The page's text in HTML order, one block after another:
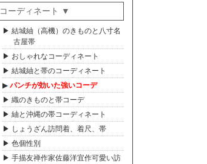
コーディネート
結城紬（高機）のきものと八寸名
古屋帯
おしゃれなコーディネート
結城紬と帯のコーディネート
パンチが効いた強いコーデ
織のきものと帯コーデ
紬と沖縄の帯コーディネート
しょうざん訪問着、着尺、帯
色個性別
手描友禅作家佐藤洋宜作可愛い訪